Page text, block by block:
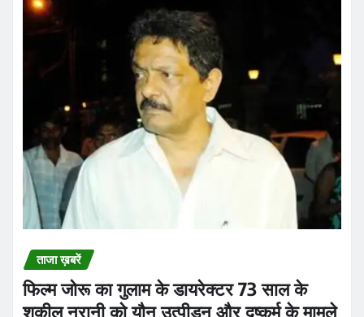
ताजा ख़बरें
फिल्म जोरू का गुलाम के डायरेक्टर 73 साल के
शकील नूरानी को यौन उत्पीड़न और दुष्कर्म के मामले
में गिरफ्तार किया गया
Praveen Kumar Dubey